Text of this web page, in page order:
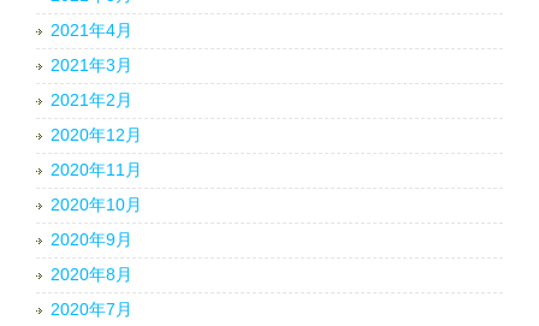
2021年4月
2021年3月
2021年2月
2020年12月
2020年11月
2020年10月
2020年9月
2020年8月
2020年7月